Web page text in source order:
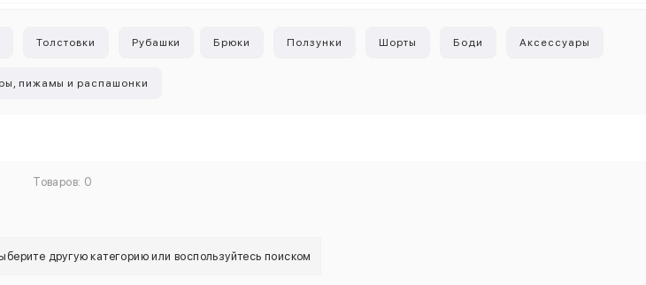
Толстовки Рубашки Брюки Ползунки Шорты Боди Аксессуары
пижамы и распашонки
Товаров: 0
другую категорию или воспользуйтесь поиском